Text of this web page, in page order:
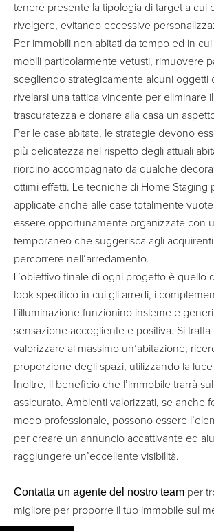
tenere presente la tipologia di target a cui
rivolgere, evitando eccessive
Per immobili non abitati da tempo ed in cui
mobili particolarmente vetusti, rimuovere
scegliendo strategicamente alcuni oggetti
rivelarsi una tattica vincente per eliminare
trascuratezza e donare alla casa un
Per le case abitate, le strategie devono
più delicatezza nel rispetto degli attuali
riordino accompagnato da qualche
ottimi effetti. Le tecniche di Home Staging
applicate anche alle case totalmente
essere opportunamente organizzate con
temporaneo che suggerisca agli
percorrere nell’arredamento.
L’obiettivo finale di ogni progetto è quello
look specifico in cui gli arredi, i
l’illuminazione funzionino insieme e
sensazione accogliente e positiva. Si
valorizzare al massimo un’abitazione,
proporzione degli spazi, utilizzando la
Inoltre, il beneficio che l’immobile trarrà
assicurato. Ambienti valorizzati, se anche
modo professionale, possono essere
per creare un annuncio accattivante ed
raggiungere un’eccellente visibilità.
Contatta un agente del nostro team per
migliore per proporre il tuo immobile sul